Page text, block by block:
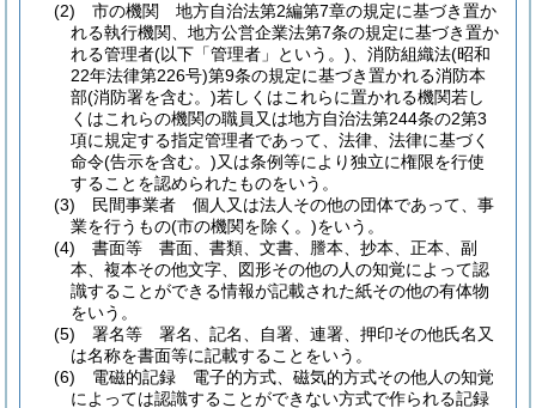
(2)
市の機関 地方自治法第2編第7章の規定に基づき置か
れる執行機関、地方公営企業法第7条の規定に基づき置か
れる管理者(以下「管理者」という。) 、消防組織法(昭和
22年法律第226号)第9条の規定に基づき置かれる消防本
部(消防署を含む。)若しくはこれらに置かれる機関若し
くはこれらの機関の職員又は地方自治法第244条の2第3
項に規定する指定管理者であって、法律、法律に基づく
命令(告示を含む。)又は条例等により独立に権限を行使
することを認められたものをいう。
(3)
民間事業者 個人又は法人その他の団体であって、事
業を行うもの(市の機関を除く。)をいう。
(4)
書面等 書面、書類、文書、謄本、抄本、正本、副
本、複本その他文字、図形その他の人の知覚によって認
識することができる情報が記載された紙その他の有体物
をいう。
(5)
署名等 署名、記名、自署、連署、押印その他氏名又
は名称を書面等に記載することをいう。
(6)
電磁的記録 電子的方式、磁気的方式その他人の知覚
によっては認識することができない方式で作られる記録